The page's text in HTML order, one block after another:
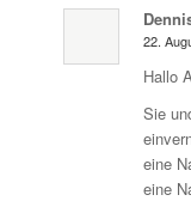
22.
Hallo
Sie
eine
eine